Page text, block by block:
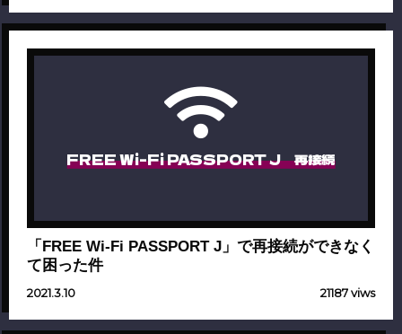
FREE Wi-Fi PASSPORT J 再接続
「FREE Wi-Fi PASSPORT J」で再接続ができなく
て困った件
2021.3.10 21187 viws